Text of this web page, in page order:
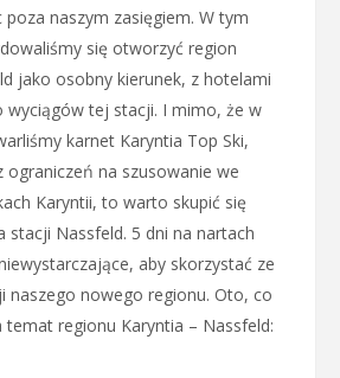
poza naszym zasięgiem. W tym
się otworzyć region
jako osobny kierunek, z hotelami
wyciągów tej stacji. I mimo, że w
karnet Karyntia Top Ski,
ograniczeń na szusowanie we
Karyntii, to warto skupić się
stacji Nassfeld. 5 dni na nartach
aby skorzystać ze
naszego nowego regionu. Oto, co
regionu Karyntia – Nassfeld: